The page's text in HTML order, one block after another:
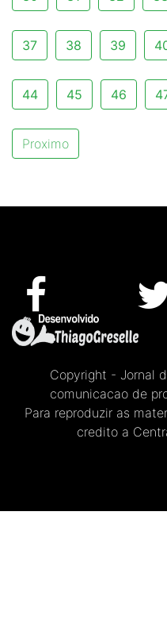
37 38 39
44 45 46
Proximo
Copyright - Jornal
comunicacao de
Para reproduzir as
credito a